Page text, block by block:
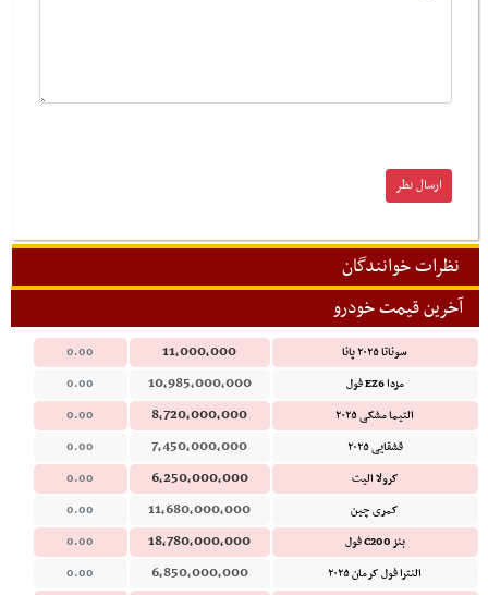
نظرات خوانندگان
آخرین قیمت خودرو
سوناتا ۲۰۲۵ پانا 11,000,000
0.00
مزدا EZ6 فول
10,985,000,000
0.00
التیما مشکی ۲۰۲۵
8,720,000,000
0.00
قشقایی ۲۰۲۵
7,450,000,000
0.00
کرولا الیت
6,250,000,000
0.00
کمری چین
11,680,000,000
0.00
بنز C200 فول
18,780,000,000
0.00
النترا فول کرمان ۲۰۲۵
6,850,000,000
0.00